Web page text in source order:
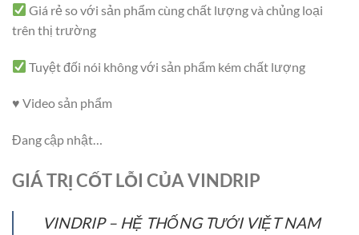
Giá rẻ so với sản phẩm cùng chất lượng và chủng loại
trên thị trường
Tuyệt đối nói không với sản phẩm kém chất lượng
♥️ Video sản phẩm
Đang cập nhật…
GIÁ TRỊ CỐT LỖI CỦA VINDRIP
VINDRIP – HỆ THỐNG TƯỚI VIỆT NAM